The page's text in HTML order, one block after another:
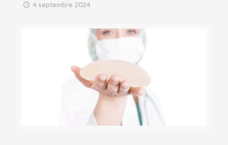
4 septembre 2024